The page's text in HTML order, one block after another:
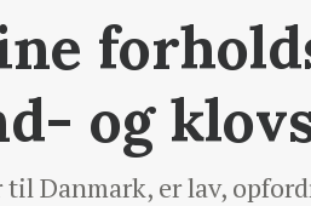
og
Danmark, er lav,